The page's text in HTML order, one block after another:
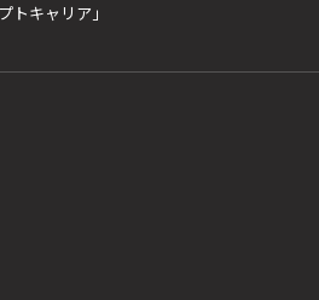
トキャリア」